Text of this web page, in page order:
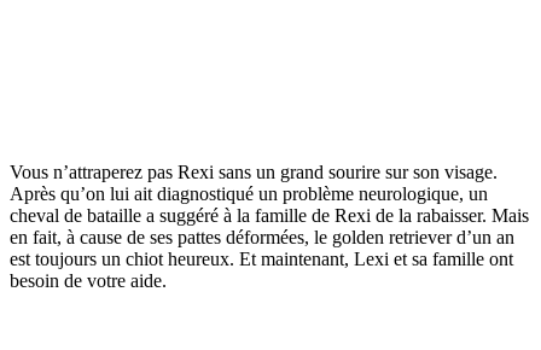
Vous n’attraperez pas Rexi sans un grand sourire sur son visage.
Après qu’on lui ait diagnostiqué un problème neurologique, un
cheval de bataille a suggéré à la famille de Rexi de la rabaisser. Mais
en fait, à cause de ses pattes déformées, le golden retriever d’un an
est toujours un chiot heureux. Et maintenant, Lexi et sa famille ont
besoin de votre aide.